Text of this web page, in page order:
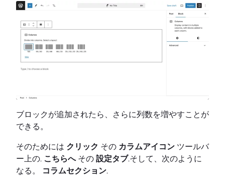
ブロックが追加されたら、さらに列数を増やすことが
できる。
そのためには クリック その カラムアイコン ツールバ
ー上の. こちらへその設定タブ.そして、次のように
なる。 コラムセクション.